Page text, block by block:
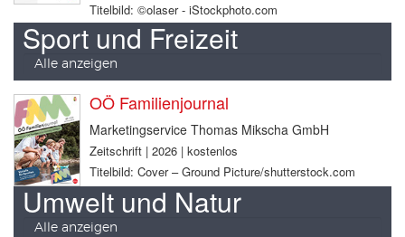
Titelbild: ©olaser - iStockphoto.com
Sport und Freizeit
Alle anzeigen
OÖ Familienjournal
Marketingservice Thomas Mikscha GmbH
Zeitschrift | 2026 | kostenlos
Titelbild: Cover – Ground Picture/shutterstock.com
Umwelt und Natur
Alle anzeigen